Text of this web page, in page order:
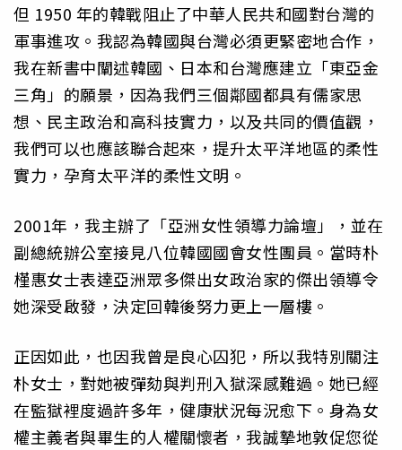
但 1950 年的韓戰阻止了中華人民共和國對台灣的
軍事進攻。我認為韓國與台灣必須更緊密地合作，
我在新書中闡述韓國、日本和台灣應建立「東亞金
三角」的願景，因為我們三個鄰國都具有儒家思
想、民主政治和高科技實力，以及共同的價值觀，
我們可以也應該聯合起來，提升太平洋地區的柔性
實力，孕育太平洋的柔性文明。
2001年，我主辦了「亞洲女性領導力論壇」，並在
副總統辦公室接見八位韓國國會女性團員。當時朴
槿惠女士表達亞洲眾多傑出女政治家的傑出領導令
她深受啟發，決定回韓後努力更上一層樓。
正因如此，也因我曾是良心囚犯，所以我特別關注
朴女士，對她被彈劾與判刑入獄深感難過。她已經
在監獄裡度過許多年，健康狀況每況愈下。身為女
權主義者與畢生的人權關懷者，我誠摯地敦促您從